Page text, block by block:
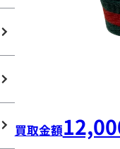
買取金額